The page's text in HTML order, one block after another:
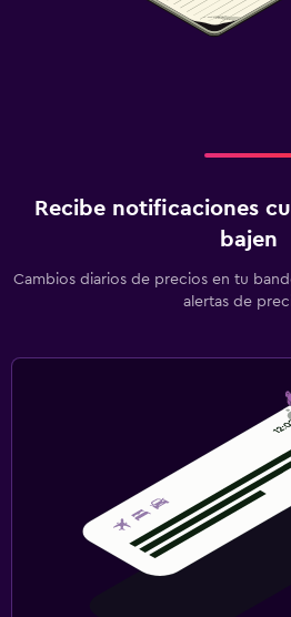
Recibe notificaciones
bajen
Cambios diarios de precios en tu
alertas de